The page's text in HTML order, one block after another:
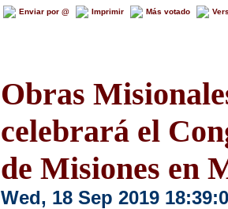
Enviar por @ Imprimir Más votado
Obras
celebrará el
de Misiones en
Wed, 18 Sep 2019